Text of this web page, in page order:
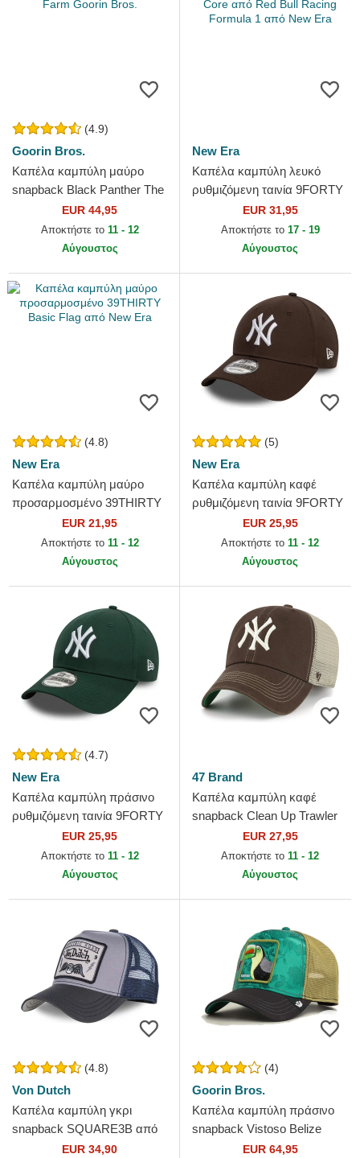
(4.9)
Goorin Bros.
Καπέλα καμπύλη μαύρο
snapback Black Panther The
Farm Goorin Bros.
EUR 44,95
Αποκτήστε το 11 - 12
Αύγουστος
New Era
Καπέλα καμπύλη λευκό
ρυθμιζόμενη ταινία 9FORTY
Core από Red Bull Racing
Formula 1 από New Era
EUR 31,95
Αποκτήστε το 17 - 19
Αύγουστος
(4.8)
New Era
Καπέλα καμπύλη μαύρο
προσαρμοσμένο 39THIRTY
Basic Flag από New Era
EUR 21,95
Αποκτήστε το 11 - 12
Αύγουστος
(5)
New Era
Καπέλα καμπύλη καφέ
ρυθμιζόμενη ταινία 9FORTY
League Essential από New
York Yankees MLB από New
EUR 25,95
Αποκτήστε το 11 - 12
Αύγουστος
(4.7)
New Era
Καπέλα καμπύλη πράσινο
ρυθμιζόμενη ταινία 9FORTY
League Essential από New
York Yankees MLB από...
EUR 25,95
Αποκτήστε το 11 - 12
Αύγουστος
47 Brand
Καπέλα καμπύλη καφέ
snapback Clean Up Trawler
από New York Yankees MLB
από 47 Brand
EUR 27,95
Αποκτήστε το 11 - 12
Αύγουστος
(4.8)
Von Dutch
Καπέλα καμπύλη γκρι
snapback SQUARE3B από
Von DutchEUR 34,90
(4)
Goorin Bros.
Καπέλα καμπύλη πράσινο
snapback Vistoso Belize
Toucan The Farm Goorin
EUR 64,95